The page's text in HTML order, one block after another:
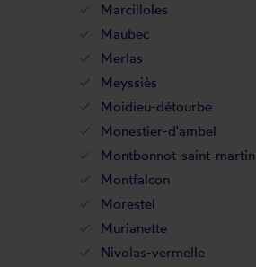
Marcilloles
Maubec
Merlas
Meyssiès
Moidieu-détourbe
Monestier-d'ambel
Montbonnot-saint-martin
Montfalcon
Morestel
Murianette
Nivolas-vermelle